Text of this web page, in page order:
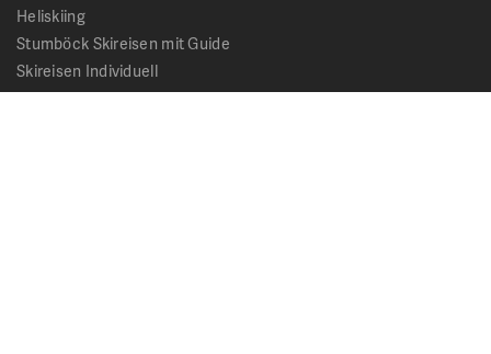
Heliskiing
Stumböck Skireisen mit Guide
Skireisen Individuell
Catskiing